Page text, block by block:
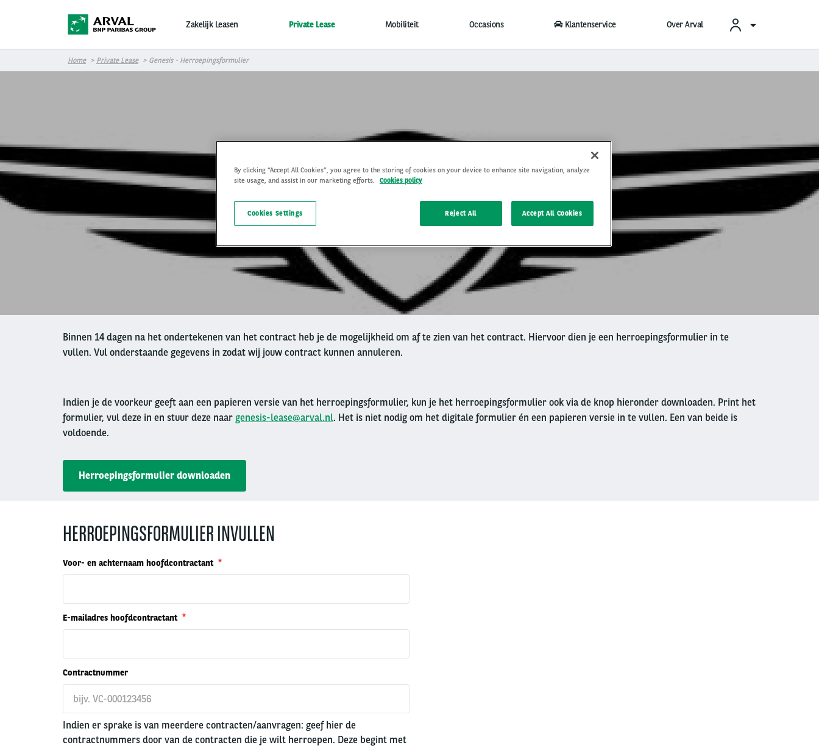
Zakelijk Leasen Private Lease Mobiliteit Occasions Klantenservice Over Arval
Home Private Lease Genesis - Herroepingsformulier
Herroepingsformulier Genesis Lease
Binnen 14 dagen na het ondertekenen van het contract heb je de mogelijkheid om af te zien van het contract. Hiervoor dien je een herroepingsformulier in te
vullen. Vul onderstaande gegevens in zodat wij jouw contract kunnen annuleren.
Indien je de voorkeur geeft aan een papieren versie van het herroepingsformulier, kun je het herroepingsformulier ook via de knop hieronder downloaden. Print het
formulier, vul deze in en stuur deze naar genesis-lease@arval.nl. Het is niet nodig om het digitale formulier én een papieren versie in te vullen. Een van beide is
voldoende.
Herroepingsformulier downloaden
HERROEPINGSFORMULIER INVULLEN
Voor- en achternaam hoofdcontractant
E-mailadres hoofdcontractant
Contractnummer
Indien er sprake is van meerdere contracten/aanvragen: geef hier de
contractnummers door van de contracten die je wilt herroepen. Deze begint met
By clicking “Accept All Cookies”, you agree to the storing of cookies on your device to enhance site navigation, analyze
site usage, and assist in our marketing efforts.
Cookies policy
Reject All Accept All Cookies
Cookies Settings